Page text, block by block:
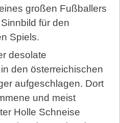
großen Fußballers
für den
Spiels.
desolate
den österreichischen
aufgeschlagen. Dort
und meist
Holle Schneise